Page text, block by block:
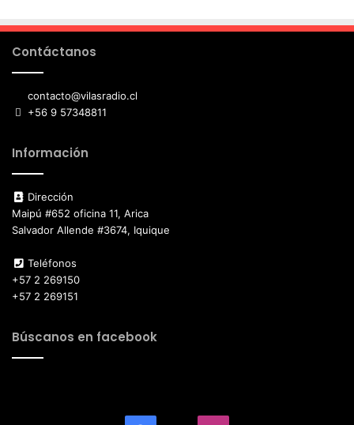
Contáctanos
contacto@vilasradio.cl
+56 9 57348811
Información
Dirección
Maipú #652 oficina 11, Arica
Salvador Allende #3674, Iquique
Teléfonos
+57 2 269150
+57 2 269151
Búscanos en facebook